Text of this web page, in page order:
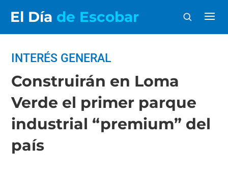
El Día de Escobar
INTERÉS GENERAL
Construirán en Loma
Verde el primer parque
industrial “premium” del
país